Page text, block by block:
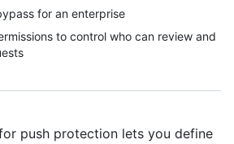
for an enterprise
to control who can review and
push protection lets you define